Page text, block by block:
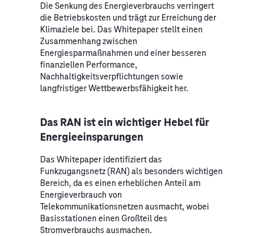
Die Senkung des Energieverbrauchs verringert
die Betriebskosten und trägt zur Erreichung der
Klimaziele bei. Das Whitepaper stellt einen
Zusammenhang zwischen
Energiesparmaßnahmen und einer besseren
finanziellen Performance,
Nachhaltigkeitsverpflichtungen sowie
langfristiger Wettbewerbsfähigkeit her.
Das RAN ist ein wichtiger Hebel für
Energieeinsparungen
Das Whitepaper identifiziert das
Funkzugangsnetz (RAN) als besonders wichtigen
Bereich, da es einen erheblichen Anteil am
Energieverbrauch von
Telekommunikationsnetzen ausmacht, wobei
Basisstationen einen Großteil des
Stromverbrauchs ausmachen.